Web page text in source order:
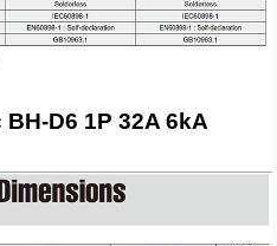
D6 1P 32A 6kA